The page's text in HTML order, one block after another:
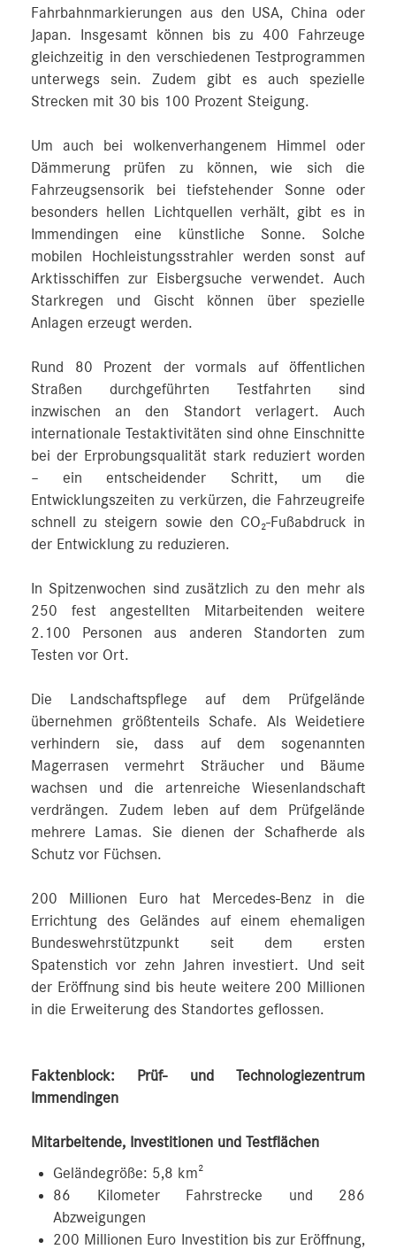
Fahrbahnmarkierungen aus den USA, China oder
Japan. Insgesamt können bis zu 400 Fahrzeuge
gleichzeitig in den verschiedenen Testprogrammen
unterwegs sein. Zudem gibt es auch spezielle
Strecken mit 30 bis 100 Prozent Steigung.
Um auch bei wolkenverhangenem Himmel oder
Dämmerung prüfen zu können, wie sich die
Fahrzeugsensorik bei tiefstehender Sonne oder
besonders hellen Lichtquellen verhält, gibt es in
Immendingen eine künstliche Sonne. Solche
mobilen Hochleistungsstrahler werden sonst auf
Arktisschiffen zur Eisbergsuche verwendet. Auch
Starkregen und Gischt können über spezielle
Anlagen erzeugt werden.
Rund 80 Prozent der vormals auf öffentlichen
Straßen durchgeführten Testfahrten sind
inzwischen an den Standort verlagert. Auch
internationale Testaktivitäten sind ohne Einschnitte
bei der Erprobungsqualität stark reduziert worden
– ein entscheidender Schritt, um die
Entwicklungszeiten zu verkürzen, die Fahrzeugreife
schnell zu steigern sowie den CO₂-Fußabdruck in
der Entwicklung zu reduzieren.
In Spitzenwochen sind zusätzlich zu den mehr als
250 fest angestellten Mitarbeitenden weitere
2.100 Personen aus anderen Standorten zum
Testen vor Ort.
Die Landschaftspflege auf dem Prüfgelände
übernehmen größtenteils Schafe. Als Weidetiere
verhindern sie, dass auf dem sogenannten
Magerrasen vermehrt Sträucher und Bäume
wachsen und die artenreiche Wiesenlandschaft
verdrängen. Zudem leben auf dem Prüfgelände
mehrere Lamas. Sie dienen der Schafherde als
Schutz vor Füchsen.
200 Millionen Euro hat Mercedes‑Benz in die
Errichtung des Geländes auf einem ehemaligen
Bundeswehrstützpunkt seit dem ersten
Spatenstich vor zehn Jahren investiert. Und seit
der Eröffnung sind bis heute weitere 200 Millionen
in die Erweiterung des Standortes geflossen.
Faktenblock: Prüf- und Technologiezentrum
Immendingen
Mitarbeitende, Investitionen und Testflächen
Geländegröße: 5,8 km²
86 Kilometer Fahrstrecke und 286
Abzweigungen
200 Millionen Euro Investition bis zur Eröffnung,